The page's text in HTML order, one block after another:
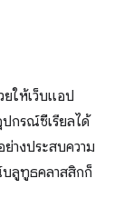
ยให้เว็บแอป
กรณ์ซีเรียลได้
างประสบความ
บลูทูธคลาสสิกก็